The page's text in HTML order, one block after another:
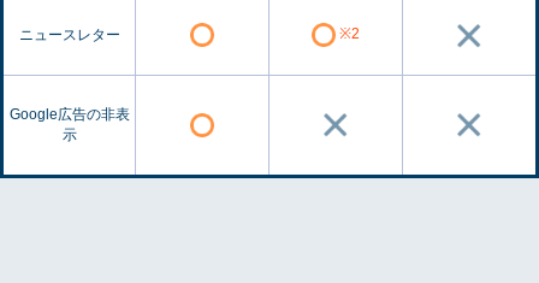
ニュースレター ※2
Google広告の非表
示